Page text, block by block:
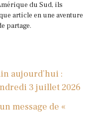
du Sud, ils
article en une aventure
partage.
aujourd’hui :
3 juillet 2026
message de «